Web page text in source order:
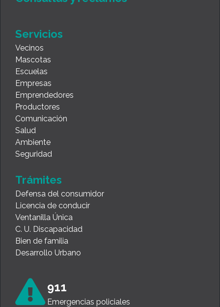
Servicios
Vecinos
Mascotas
Escuelas
Empresas
Emprendedores
Productores
Comunicación
Salud
Ambiente
Seguridad
Trámites
Defensa del consumidor
Licencia de conducir
Ventanilla Única
C. U. Discapacidad
Bien de familia
Desarrollo Urbano
911
Emergencias policiales